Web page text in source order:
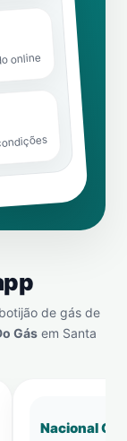
online
de gás de
Gás em Santa
Nacional Gás